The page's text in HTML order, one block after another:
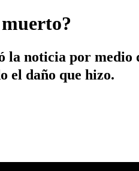
noticia por medio
el daño que hizo.